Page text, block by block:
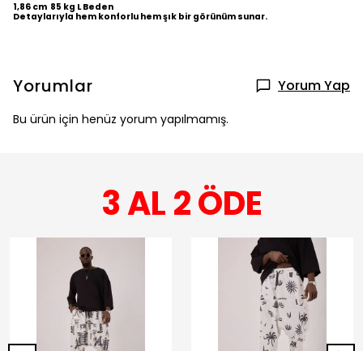
1,86 cm 85 kg L Beden
Detaylarıyla hem konforlu hem şık bir görünüm sunar.
Yorumlar Yorum Yap
Bu ürün için henüz yorum yapılmamış.
3 AL 2 ÖDE